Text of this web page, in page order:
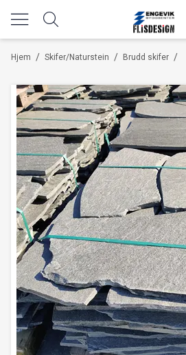
/
Hjem /
Skifer/Naturstein /
Brudd skifer